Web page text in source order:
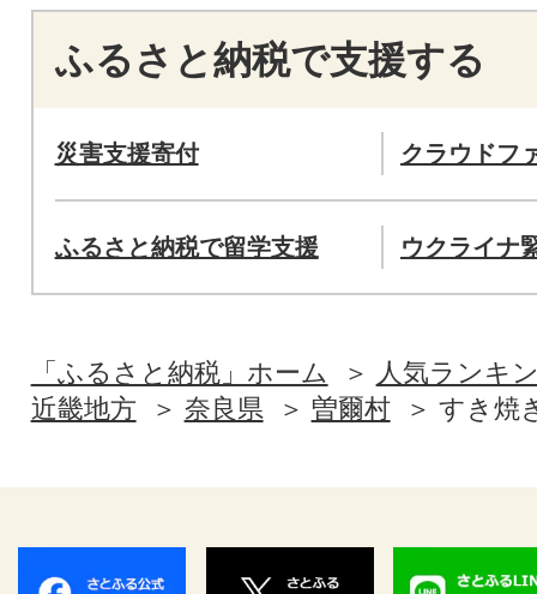
ふるさと納税で支援する
災害支援寄付 クラウドフ
ふるさと納税で留学支援 ウクライナ
「ふるさと納税」ホーム
人気ランキ
近畿地方
奈良県 曽爾村 すき焼